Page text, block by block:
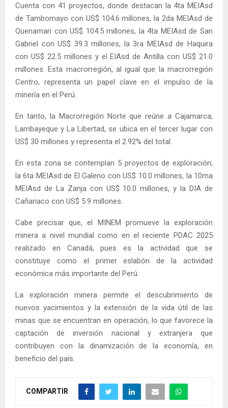
Cuenta con 41 proyectos, donde destacan la 4ta MEIAsd
de Tambomayo con US$ 104.6 millones, la 2da MEIAsd de
Quenamari con US$ 104.5 millones, la 4ta MEIAsd de San
Gabriel con US$ 39.3 millones, la 3ra MEIAsd de Haquira
con US$ 22.5 millones y el EIAsd de Antilla con US$ 21.0
millones. Esta macrorregión, al igual que la macrorregión
Centro, representa un papel clave en el impulso de la
minería en el Perú.
En tanto, la Macrorregión Norte que reúne a Cajamarca,
Lambayeque y La Libertad, se ubica en el tercer lugar con
US$ 30 millones y representa el 2.92% del total.
En esta zona se contemplan 5 proyectos de exploración;
la 6ta MEIAsd de El Galeno con US$ 10.0 millones, la 10ma
MEIAsd de La Zanja con US$ 10.0 millones, y la DIA de
Cañariaco con US$ 5.9 millones.
Cabe precisar que, el MINEM promueve la exploración
minera a nivel mundial como en el reciente PDAC 2025
realizado en Canadá, pues es la actividad que se
constituye como el primer eslabón de la actividad
económica más importante del Perú.
La exploración minera permite el descubrimiento de
nuevos yacimientos y la extensión de la vida útil de las
minas que se encuentran en operación, lo que favorece la
captación de inversión nacional y extranjera que
contribuyen con la dinamización de la economía, en
beneficio del país.
COMPARTIR